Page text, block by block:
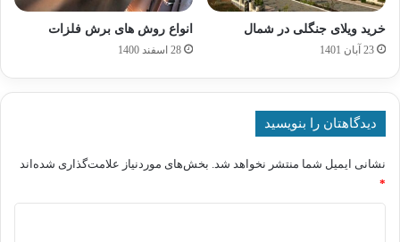
خرید ویلای جنگلی در شمال
23 آبان 1401
انواع روش های برش فلزات
28 اسفند 1400
دیدگاهتان را بنویسید
نشانی ایمیل شما منتشر نخواهد شد. بخش‌های موردنیاز علامت‌گذاری شده‌اند
*